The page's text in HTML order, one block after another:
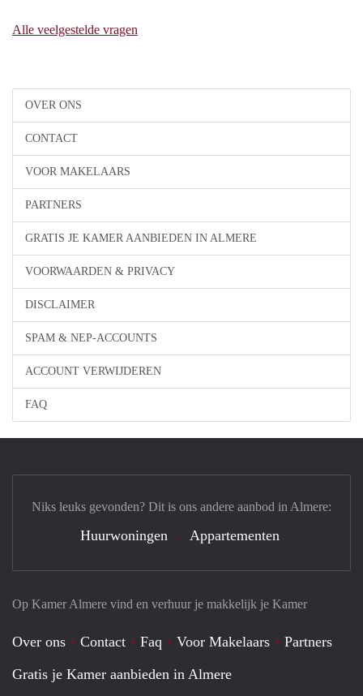
OVER ONS
CONTACT
VOOR MAKELAARS
PARTNERS
GRATIS JE KAMER AANBIEDEN IN ALMERE
VOORWAARDEN & PRIVACY
DISCLAIMER
SPAM & NEP-ACCOUNTS
ACCOUNT VERWIJDEREN
FAQ
Alle veelgestelde vragen
Op Kamer Almere vind en verhuur je makkelijk je Kamer
Over ons Contact Faq Voor Makelaars
Partners
Gratis je Kamer aanbieden in Almere
Niks leuks gevonden? Dit is ons andere aanbod in Almere:
Huurwoningen Appartementen